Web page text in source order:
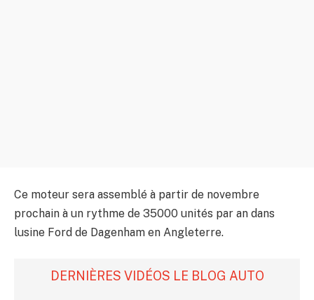
Ce moteur sera assemblé à partir de novembre
prochain à un rythme de 35000 unités par an dans
lusine Ford de Dagenham en Angleterre.
DERNIÈRES VIDÉOS LE BLOG AUTO